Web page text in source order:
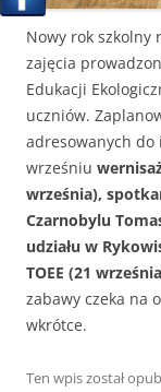
Nowy rok szkolny
zajęcia
Edukacji
uczniów.
adresowanych do
wrześniu
września),
Czarnobylu
udziału w
TOEE (21
zabawy czeka na
wkrótce.
Ten wpis został